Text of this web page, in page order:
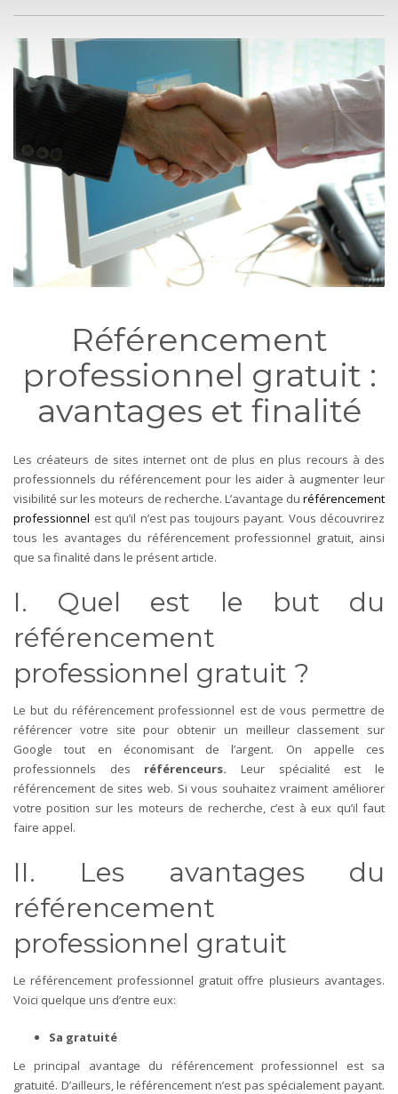
Référencement
professionnel gratuit :
avantages et finalité
Les créateurs de sites internet ont de plus en plus recours à des
professionnels du référencement pour les aider à augmenter leur
visibilité sur les moteurs de recherche. L’avantage du référencement
professionnel est qu’il n’est pas toujours payant. Vous découvrirez
tous les avantages du référencement professionnel gratuit, ainsi
que sa finalité dans le présent article.
I. Quel est le but du
référencement
professionnel gratuit ?
Le but du référencement professionnel est de vous permettre de
référencer votre site pour obtenir un meilleur classement sur
Google tout en économisant de l’argent. On appelle ces
professionnels des référenceurs.Leur spécialité est le
référencement de sites web. Si vous souhaitez vraiment améliorer
votre position sur les moteurs de recherche, c’est à eux qu’il faut
faire appel.
II. Les avantages du
référencement
professionnel gratuit
Le référencement professionnel gratuit offre plusieurs avantages.
Voici quelque uns d’entre eux:
Sa gratuité
Le principal avantage du référencement professionnel est sa
gratuité. D’ailleurs, le référencement n’est pas spécialement payant.